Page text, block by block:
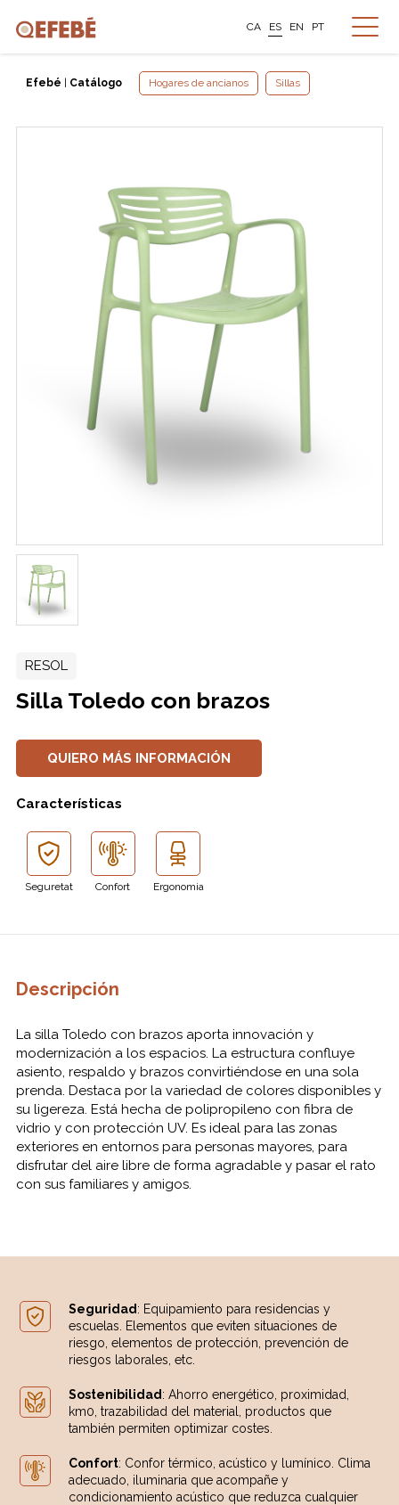
CA ES EN PT
Efebé Catálogo Hogares de ancianos Sillas
RESOL
Silla Toledo con brazos
QUIERO MÁS INFORMACIÓN
Características
Seguretat Confort Ergonomia
Descripción
La silla Toledo con brazos aporta innovación y
modernización a los espacios. La estructura confluye
asiento, respaldo y brazos convirtiéndose en una sola
prenda. Destaca por la variedad de colores disponibles y
su ligereza. Está hecha de polipropileno con fibra de
vidrio y con protección UV. Es ideal para las zonas
exteriores en entornos para personas mayores, para
disfrutar del aire libre de forma agradable y pasar el rato
con sus familiares y amigos.
Seguridad : Equipamiento para residencias y
escuelas. Elementos que eviten situaciones de
riesgo, elementos de protección, prevención de
riesgos laborales, etc.
Sostenibilidad : Ahorro energético, proximidad,
km0, trazabilidad del material, productos que
también permiten optimizar costes.
Confort: Confor térmico, acústico y lumínico. Clima
adecuado, iluminaria que acompañe y
condicionamiento acústico que reduzca cualquier